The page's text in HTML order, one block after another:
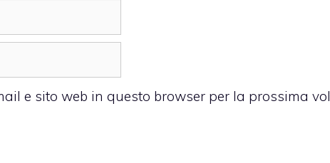
e sito web in questo browser per la prossima